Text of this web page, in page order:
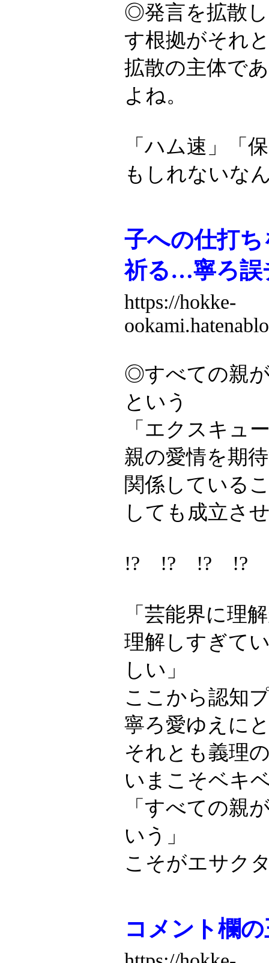
◎発言を拡散
す根拠がそれ
拡散の主体で
よね。
「ハム速」「
もしれないな
子への仕打
祈る…寧ろ誤
https://hokke-
◎すべての親
という
「エクスキュ
親の愛情を期
関係している
しても成立さ
!? !? !? !?
「芸能界に理
理解しすぎて
しい」
ここから認知
寧ろ愛ゆえに
それとも義理
いまこそベキ
「すべての親
いう」
こそがエサク
コメント欄